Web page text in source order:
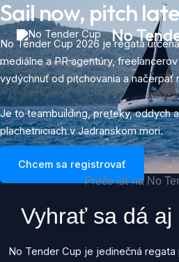
Preskočiť
na
obsah
No
Sail now, pitch
No Tender Cup 2026 je regata
mediálne a PR agentúry,
vydýchnuť od pitchovania a načerpať
Je to teambuilding, preteky, oddych
plachetniciach v Jadranskom mori.
Chcem sa registrovať
Prečo ísť na No
Vyhrať sa dá aj
No Tender Cup je jedinečná